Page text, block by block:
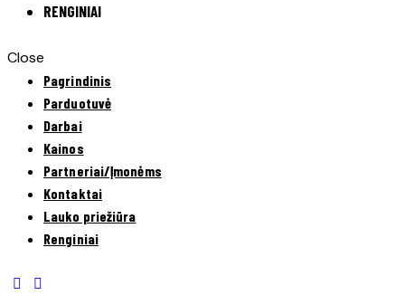
RENGINIAI
Close
Pagrindinis
Parduotuvė
Darbai
Kainos
Partneriai/Įmonėms
Kontaktai
Lauko priežiūra
Renginiai